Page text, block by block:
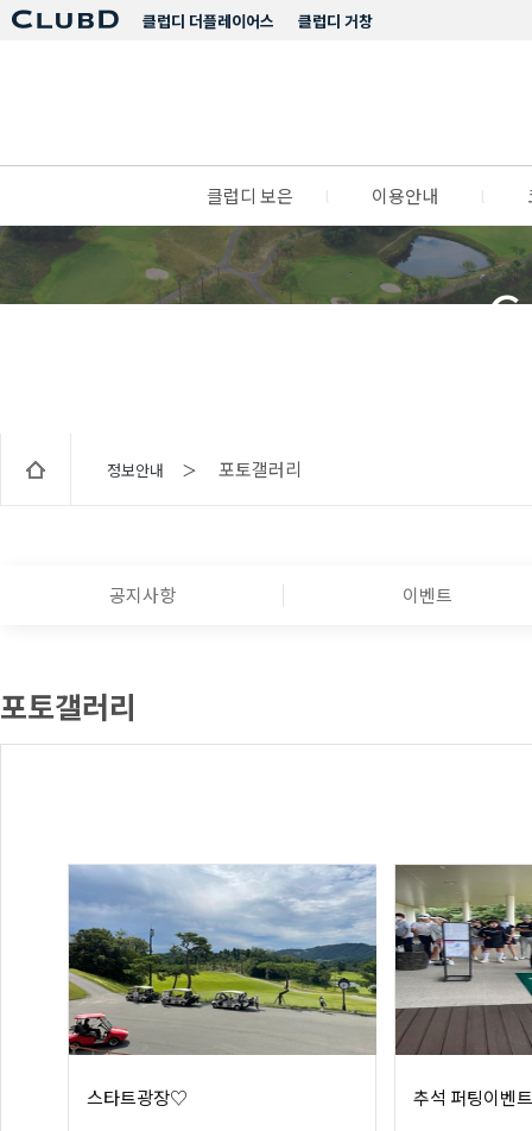
클럽디 거창
클럽디 더플레이어스
클럽디 보은 이용안내
정보안내 ＞ 포토갤러리
공지사항 이벤트
포토갤러리
스타트광장♡ 추석 퍼팅이벤